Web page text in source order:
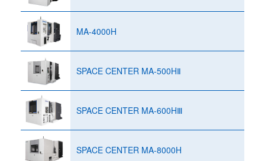
MA-4000H
SPACE CENTER MA-500HⅡ
SPACE CENTER MA-600HⅢ
SPACE CENTER MA-8000H